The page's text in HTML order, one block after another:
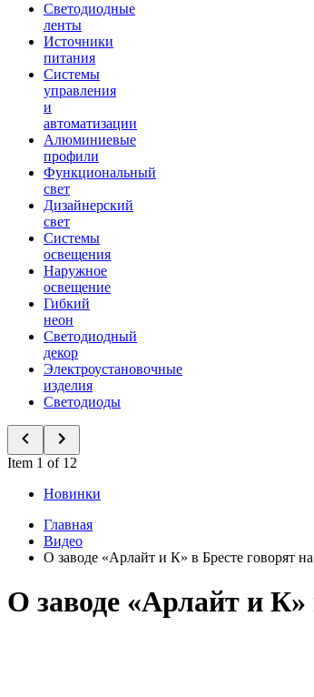
Светодиодные
ленты
Источники
питания
Системы
управления
и
автоматизации
Алюминиевые
профили
Функциональный
свет
Дизайнерский
свет
Системы
освещения
Наружное
освещение
Гибкий
неон
Светодиодный
декор
Электроустановочные
изделия
Светодиоды
Item 1 of 12
Новинки
Главная
Видео
О заводе «Арлайт и К» в Бресте говорят
О заводе «Арлайт и К»